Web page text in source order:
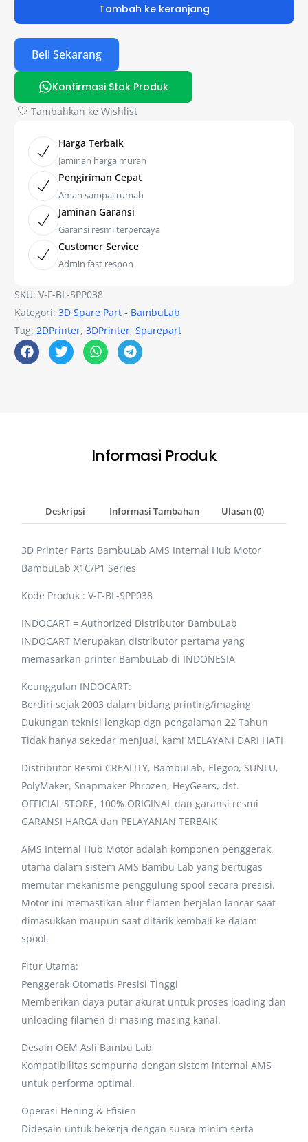
Tambah ke keranjang
Beli Sekarang
Konfirmasi Stok Produk
Tambahkan ke Wishlist
Harga Terbaik
Jaminan harga murah
Pengiriman Cepat
Aman sampai rumah
Jaminan Garansi
Garansi resmi terpercaya
Customer Service
Admin fast respon
SKU:V-F-BL-SPP038
Kategori:3D Spare Part - BambuLab
Tag:2DPrinter,3DPrinter,Sparepart
Informasi Produk
Deskripsi Informasi Tambahan Ulasan (0)
3D Printer Parts BambuLab AMS Internal Hub Motor
BambuLab X1C/P1 Series
Kode Produk : V-F-BL-SPP038
INDOCART = Authorized Distributor BambuLab
INDOCART Merupakan distributor pertama yang
memasarkan printer BambuLab di INDONESIA
Keunggulan INDOCART:
Berdiri sejak 2003 dalam bidang printing/imaging
Dukungan teknisi lengkap dgn pengalaman 22 Tahun
Tidak hanya sekedar menjual, kami MELAYANI DARI HATI
Distributor Resmi CREALITY, BambuLab, Elegoo, SUNLU,
PolyMaker, Snapmaker Phrozen, HeyGears, dst.
OFFICIAL STORE, 100% ORIGINAL dan garansi resmi
GARANSI HARGA dan PELAYANAN TERBAIK
AMS Internal Hub Motor adalah komponen penggerak
utama dalam sistem AMS Bambu Lab yang bertugas
memutar mekanisme penggulung spool secara presisi.
Motor ini memastikan alur filamen berjalan lancar saat
dimasukkan maupun saat ditarik kembali ke dalam
spool.
Fitur Utama:
Penggerak Otomatis Presisi Tinggi
Memberikan daya putar akurat untuk proses loading dan
unloading filamen di masing-masing kanal.
Desain OEM Asli Bambu Lab
Kompatibilitas sempurna dengan sistem internal AMS
untuk performa optimal.
Operasi Hening & Efisien
Didesain untuk bekerja dengan suara minim serta